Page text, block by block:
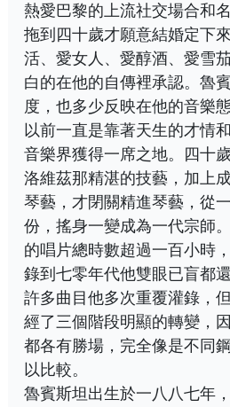
熱愛巴黎的上流社交場合和
拖到四十歲才願意結婚定下
活、愛女人、愛醇酒、愛雪
白的在他的自傳裡承認。魯
度，也多少反映在他的音樂
以前一直是靠著天生的才情
音樂界獲得一席之地。四十
洛維茲那精湛的技藝，加上
琴藝，才閉關精進琴藝，從
份，搖身一變成為一代宗師
的唱片總時數超過一百小時
錄到七零年代他雙眼已盲都
許多曲目他多次重覆灌錄，
經了三個階段明顯的轉變，
都各有勝場，完全像是不同
以比較。
魯賓斯坦出生於一八八七年